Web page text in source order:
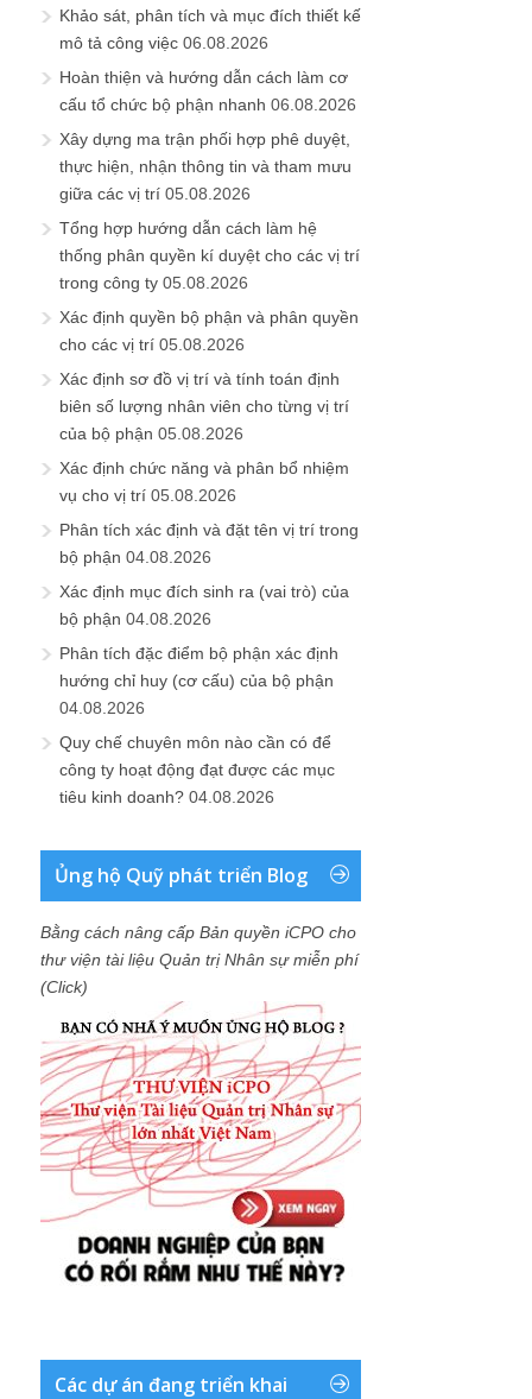
Khảo sát, phân tích và mục đích thiết kế
mô tả công việc 06.08.2026
Hoàn thiện và hướng dẫn cách làm cơ
cấu tổ chức bộ phận nhanh 06.08.2026
Xây dựng ma trận phối hợp phê duyệt,
thực hiện, nhận thông tin và tham mưu
giữa các vị trí 05.08.2026
Tổng hợp hướng dẫn cách làm hệ
thống phân quyền kí duyệt cho các vị trí
trong công ty 05.08.2026
Xác định quyền bộ phận và phân quyền
cho các vị trí 05.08.2026
Xác định sơ đồ vị trí và tính toán định
biên số lượng nhân viên cho từng vị trí
của bộ phận 05.08.2026
Xác định chức năng và phân bổ nhiệm
vụ cho vị trí 05.08.2026
Phân tích xác định và đặt tên vị trí trong
bộ phận 04.08.2026
Xác định mục đích sinh ra (vai trò) của
bộ phận 04.08.2026
Phân tích đặc điểm bộ phận xác định
hướng chỉ huy (cơ cấu) của bộ phận
04.08.2026
Quy chế chuyên môn nào cần có để
công ty hoạt động đạt được các mục
tiêu kinh doanh? 04.08.2026
Ủng hộ Quỹ phát triển Blog
Bằng cách nâng cấp Bản quyền iCPO cho
thư viện tài liệu Quản trị Nhân sự miễn phí
(Click)
Các dự án đang triển khai